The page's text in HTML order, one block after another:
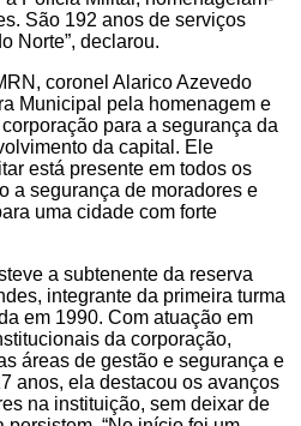
São 192 anos de serviços
Norte”, declarou.
coronel Alarico Azevedo
Municipal pela homenagem e
para a segurança da
da capital. Ele
está presente em todos os
a segurança de moradores e
uma cidade com forte
a subtenente da reserva
integrante da primeira turma
em 1990. Com atuação em
da corporação,
áreas de gestão e segurança e
anos, ela destacou os avanços
na instituição, sem deixar de